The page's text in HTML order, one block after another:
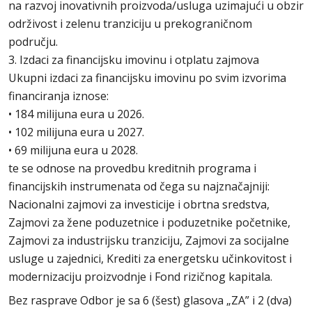
na razvoj inovativnih proizvoda/usluga uzimajući u obzir
održivost i zelenu tranziciju u prekograničnom
području.
3. Izdaci za financijsku imovinu i otplatu zajmova
Ukupni izdaci za financijsku imovinu po svim izvorima
financiranja iznose:
• 184 milijuna eura u 2026.
• 102 milijuna eura u 2027.
• 69 milijuna eura u 2028.
te se odnose na provedbu kreditnih programa i
financijskih instrumenata od čega su najznačajniji:
Nacionalni zajmovi za investicije i obrtna sredstva,
Zajmovi za žene poduzetnice i poduzetnike početnike,
Zajmovi za industrijsku tranziciju, Zajmovi za socijalne
usluge u zajednici, Krediti za energetsku učinkovitost i
modernizaciju proizvodnje i Fond rizičnog kapitala.
Bez rasprave Odbor je sa 6 (šest) glasova „ZA” i 2 (dva)